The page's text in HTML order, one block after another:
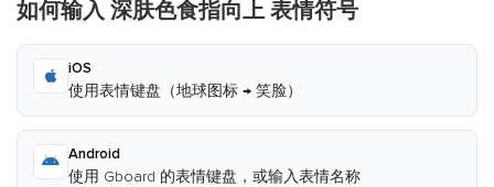
如何输入 深肤色食指向上 表情符号
iOS
使用表情键盘（地球图标 → 笑脸）
Android
使用 Gboard 的表情键盘，或输入表情名称